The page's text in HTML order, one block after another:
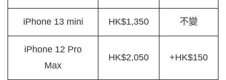
iPhone 13 mini HK$1,350 不變
iPhone 12 Pro
Max
HK$2,050 +HK$150